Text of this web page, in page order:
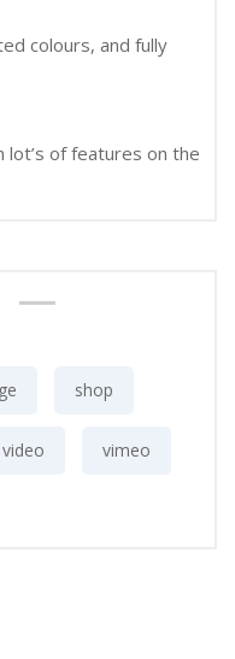
colours, and fully
of features on the
shop
video vimeo